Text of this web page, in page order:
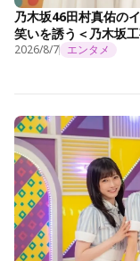
乃木坂46田村真佑の
笑いを誘う＜乃木坂
2026/8/7 エンタメ